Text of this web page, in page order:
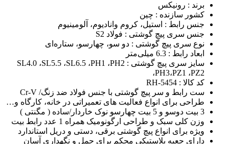
برند : رونیکس
کشور سازنده : چین
جنس رابط : استیل، کروم وانادیوم، آلومینیوم
جنس سری پیچ گوشتی : فولاد S2
نوع سری پیچ گوشتی : دو سو، چهارسو، ستاره‌ای
ابعاد رابط : 6.3 میلی‌متر
سایز سری پیچ گوشتی : SL4.0 ،SL5.5 ،SL6.5 ،PH1 ،PH2
،PH3،PZ1 ،PZ2
کد کالا : RH-5454
ست رابط و سر پیچ گوشتی با جنس فولاد ضد زنگ/ Cr-V
طراحی برای انواع فعالیت های تعمیراتی در خانه، کارگاه و…
3 بیت دوسو و 5 بیت چهارسو نوک خاردار/ساده ( مگنتی )
وزن کلی سبک و طراحی ارگونومیک همراه 1 عدد رابط بیت
ویژه برای انواع پیچ گوشتی برقی، دستی و دریل استاندارد
دارای جعبه پلاستیکی محکم برای حمل و نگهداری آسان